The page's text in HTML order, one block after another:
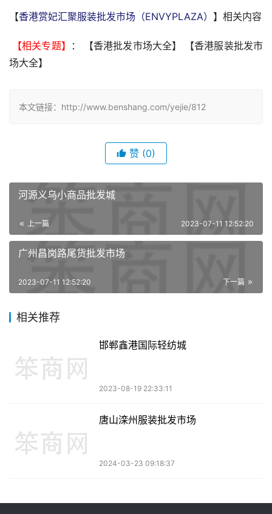
【香港赏妃汇聚服装批发市场（ENVYPLAZA） 】相关内容
【相关专题】
： 【香港批发市场大全】 【香港服装批发市
场大全】
本文链接：http://www.benshang.com/yejie/812
赞 (0)
河源义乌小商品批发城
上一篇 2023-07-11 12:52:20
广州昌岗路尾货批发市场
下一篇
2023-07-11 12:52:20
相关推荐
邯郸鑫港国际轻纺城
2023-08-19 22:33:11
唐山滦州服装批发市场
2024-03-23 09:18:37